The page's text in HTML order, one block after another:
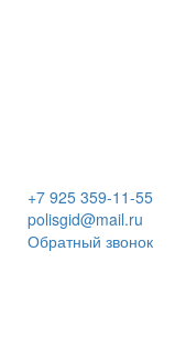
+7 925 359-11-55
polisgid@mail.ru
Обратный звонок